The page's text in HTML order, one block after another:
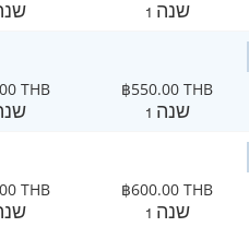
1 1 שנה
THB
1
฿550.00 THB
1 שנה
THB
1
฿600.00 THB
1 שנה